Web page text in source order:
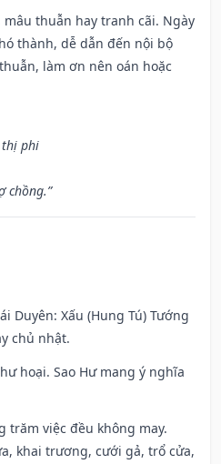
thuẫn hay tranh cãi. Ngày
thành, dễ dẫn đến nội bộ
làm ơn nên oán hoặc
thị phi
chồng.”
Duyên: Xấu (Hung Tú) Tướng
chủ nhật.
hoại. Sao Hư mang ý nghĩa
trăm việc đều không may.
khai trương, cưới gả, trổ cửa,